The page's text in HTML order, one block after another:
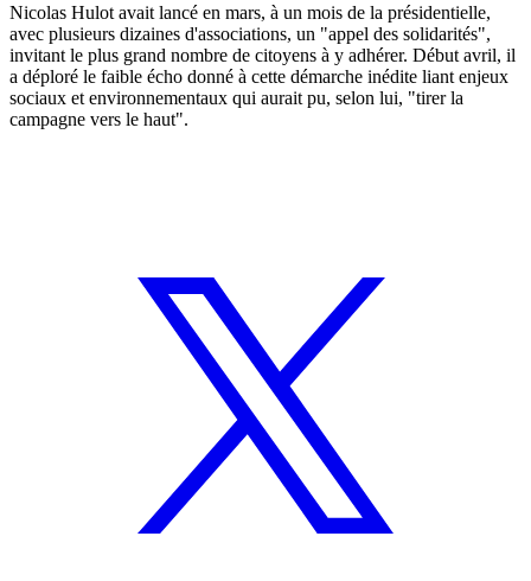
Nicolas Hulot avait lancé en mars, à un mois de la présidentielle,
avec plusieurs dizaines d'associations, un "appel des solidarités",
invitant le plus grand nombre de citoyens à y adhérer. Début avril, il
a déploré le faible écho donné à cette démarche inédite liant enjeux
sociaux et environnementaux qui aurait pu, selon lui, "tirer la
campagne vers le haut".